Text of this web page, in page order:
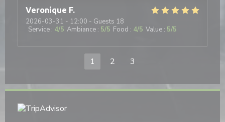
Veronique F
2026-03-31 - 12:00 - Guests 18
Service : 4/5 Ambiance : 5/5 Food : 4/5 Value : 5/5
1 2 3